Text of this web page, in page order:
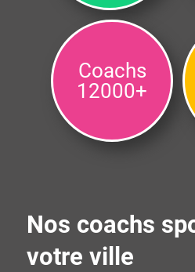
Coachs
12000+
Nos coachs
votre ville